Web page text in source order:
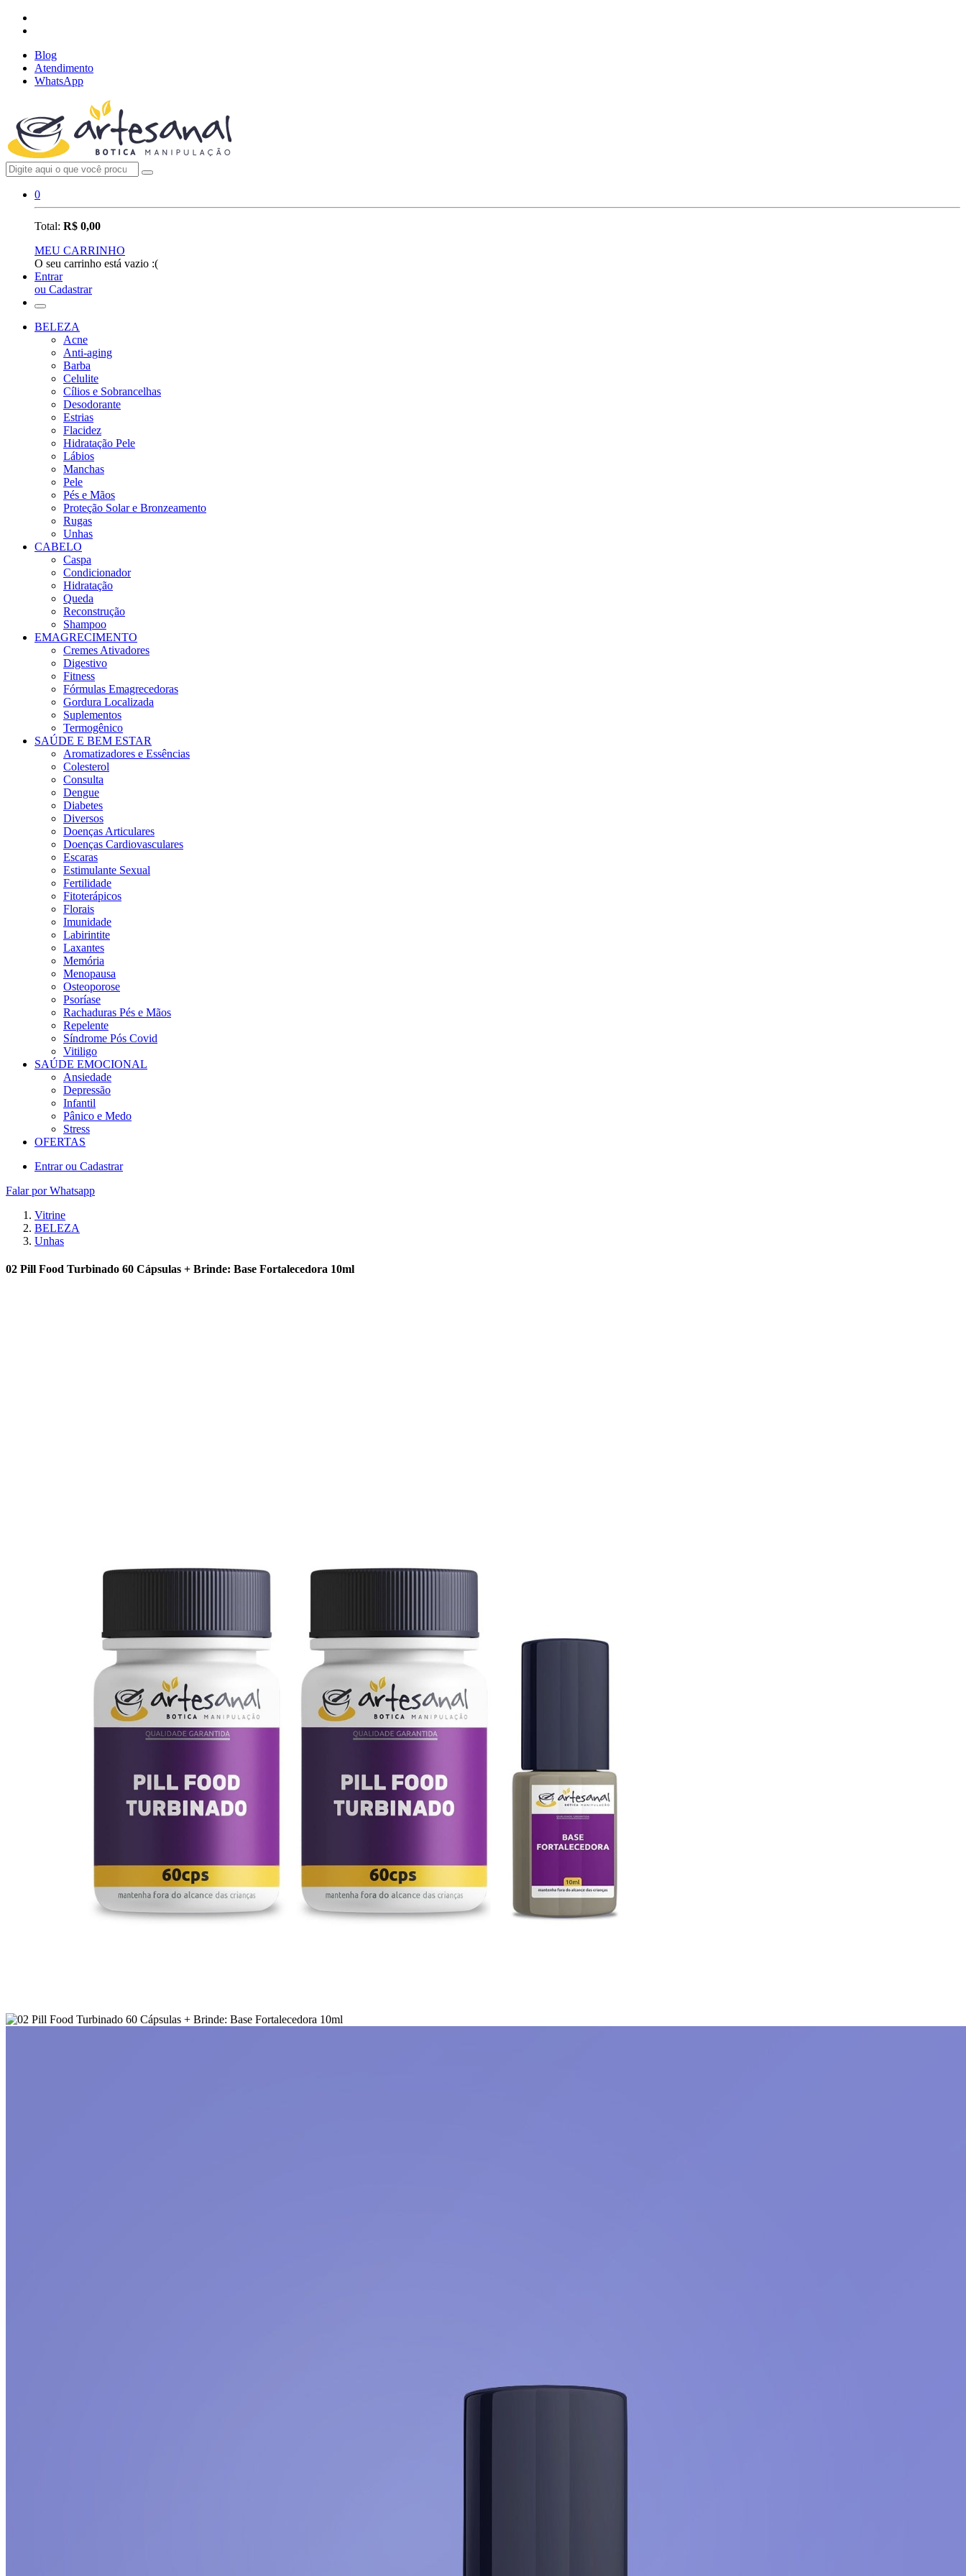
Blog
Atendimento
WhatsApp
0
Total: R$ 0,00
MEU CARRINHO
O seu carrinho está vazio :(
Entrar
ou Cadastrar
BELEZA
Acne
Anti-aging
Barba
Celulite
Cílios e Sobrancelhas
Desodorante
Estrias
Flacidez
Hidratação Pele
Lábios
Manchas
Pele
Pés e Mãos
Proteção Solar e Bronzeamento
Rugas
Unhas
CABELO
Caspa
Condicionador
Hidratação
Queda
Reconstrução
Shampoo
EMAGRECIMENTO
Cremes Ativadores
Digestivo
Fitness
Fórmulas Emagrecedoras
Gordura Localizada
Suplementos
Termogênico
SAÚDE E BEM ESTAR
Aromatizadores e Essências
Colesterol
Consulta
Dengue
Diabetes
Diversos
Doenças Articulares
Doenças Cardiovasculares
Escaras
Estimulante Sexual
Fertilidade
Fitoterápicos
Florais
Imunidade
Labirintite
Laxantes
Memória
Menopausa
Osteoporose
Psoríase
Rachaduras Pés e Mãos
Repelente
Síndrome Pós Covid
Vitiligo
SAÚDE EMOCIONAL
Ansiedade
Depressão
Infantil
Pânico e Medo
Stress
OFERTAS
Entrar ou Cadastrar
Falar por Whatsapp
Vitrine
BELEZA
Unhas
02 Pill Food Turbinado 60 Cápsulas + Brinde: Base Fortalecedora 10ml